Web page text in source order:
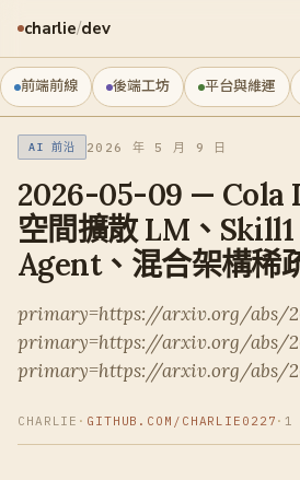
charlie/dev
前端前線 後端工坊 平台與維運
AI 前沿 2026 年 5 月 9 日
2026-05-09 — Cola
空間擴散 LM、Skill1
Agent、混合架構稀
primary=https://arxiv.org/abs/
primary=https://arxiv.org/abs/
primary=https://arxiv.org/abs/
CHARLIE · GITHUB.COM/CHARLIE0227 · 1